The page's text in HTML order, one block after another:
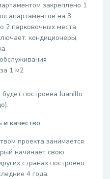
закреплено 1
апартаментов на 3
2 парковочных места
кондиционеры,
1 м2
построена Juanillo
качество
проекта занимается
начинает свою
странах построено
4 года.